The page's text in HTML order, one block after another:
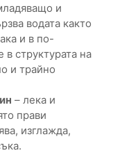
и
водата както
и в по-
в структурата на
и трайно
– лека и
прави
изглажда,